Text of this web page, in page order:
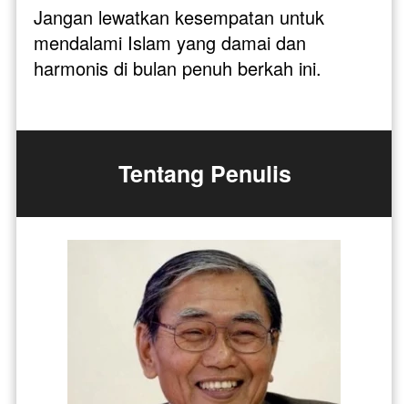
Jangan lewatkan kesempatan untuk
mendalami Islam yang damai dan
harmonis di bulan penuh berkah ini.
Tentang Penulis